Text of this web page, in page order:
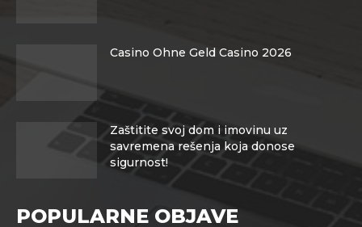
Casino Ohne Geld Casino 2026
Zaštitite svoj dom i imovinu uz
savremena rešenja koja donose
sigurnost!
POPULARNE OBJAVE